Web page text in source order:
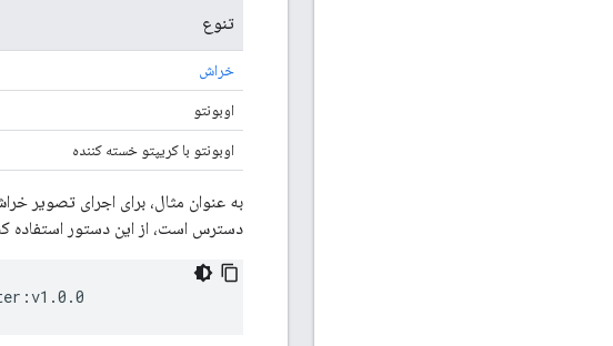
تنوع
خراش
اوبونتو
اوبونتو با کریپتو خسته کننده
به عنوان مثال، برای اجرای تصویر
دسترس است، از این دستور استفاده